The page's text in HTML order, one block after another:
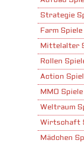
Strategie
Farm Spiele
Mittelalter
Rollen
Action
MMO Spiele
Weltraum
Wirtschaft
Mädchen